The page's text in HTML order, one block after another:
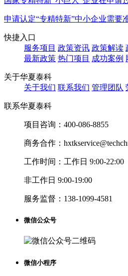
申请认定“专精特新”中小企业需要
快捷入口
服务项目 政策资讯 政策解读
最新政策 热门项目 成功案例
关于华夏泰科
关于我们 联系我们 管理团队
联系华夏泰科
项目咨询： 400-086-8855
商务合作：
工作时间： 工作日 9:00-22:00
非工作日 9:00-19:00
服务监督： 138-1099-4581
微信公众号
微信小程序